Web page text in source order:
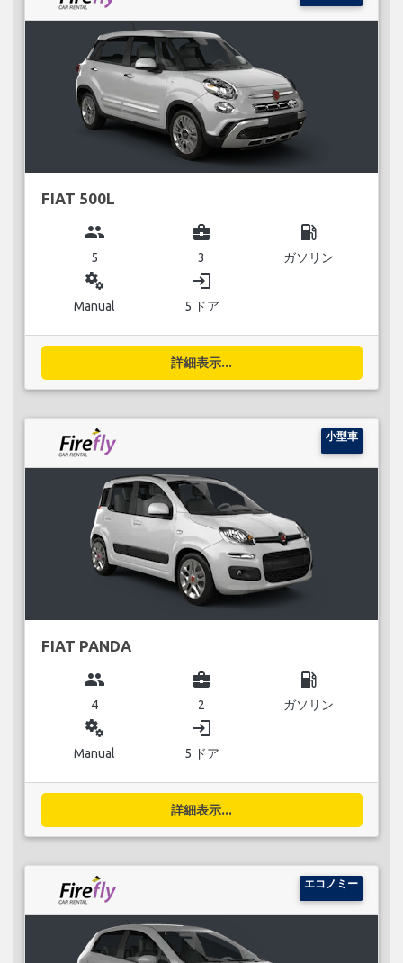
FIAT 500L
group
5
business_center
3
local_gas_station
ガソリン
miscellaneous_services
Manual
login
5 ドア
詳細表示...
小型車
FIAT PANDA
group
4
business_center
2
local_gas_station
ガソリン
miscellaneous_services
Manual
login
5 ドア
詳細表示...
エコノミー